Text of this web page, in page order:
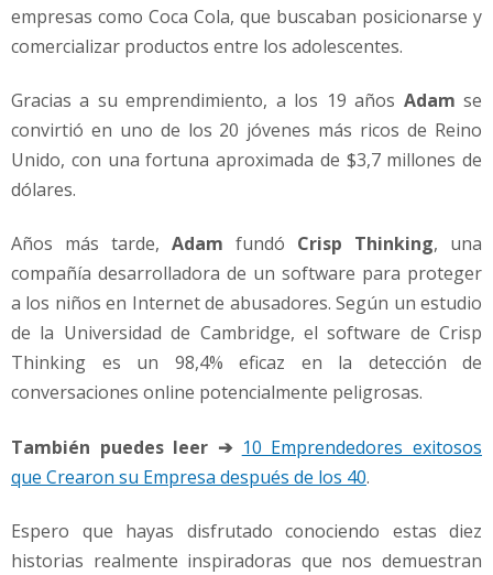
empresas como Coca Cola, que buscaban posicionarse y
comercializar productos entre los adolescentes.
Gracias a su emprendimiento, a los 19 años Adam se
convirtió en uno de los 20 jóvenes más ricos de Reino
Unido, con una fortuna aproximada de $3,7 millones de
dólares.
Años más tarde, Adam fundó Crisp Thinking, una
compañía desarrolladora de un software para proteger
a los niños en Internet de abusadores. Según un estudio
de la Universidad de Cambridge, el software de Crisp
Thinking es un 98,4% eficaz en la detección de
conversaciones online potencialmente peligrosas.
También puedes leer ➔ 10 Emprendedores exitosos
que Crearon su Empresa después de los 40.
Espero que hayas disfrutado conociendo estas diez
historias realmente inspiradoras que nos demuestran